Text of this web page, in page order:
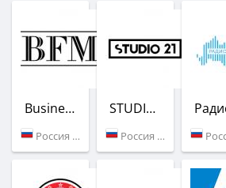
Business FM
Россия (101.8 FM)
STUDIO 21
Россия (103.4 FM) Россия